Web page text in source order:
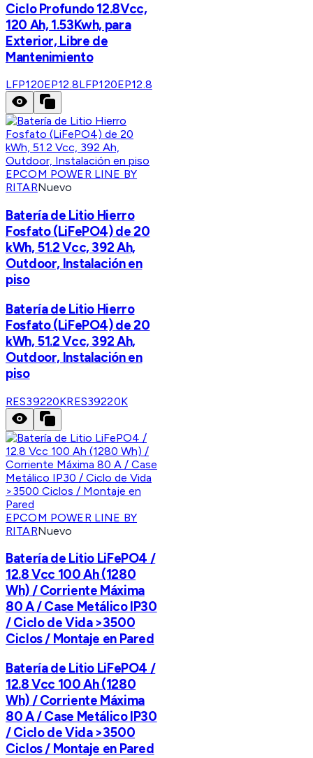
Ciclo Profundo 12.8Vcc,
120 Ah, 1.53Kwh, para
Exterior, Libre de
Mantenimiento
LFP120EP12.8LFP120EP12.8
EPCOM POWER LINE BY
RITARNuevo
Batería de Litio Hierro
Fosfato (LiFePO4) de 20
kWh, 51.2 Vcc, 392 Ah,
Outdoor, Instalación en
piso
Batería de Litio Hierro
Fosfato (LiFePO4) de 20
kWh, 51.2 Vcc, 392 Ah,
Outdoor, Instalación en
piso
RES39220KRES39220K
EPCOM POWER LINE BY
RITARNuevo
Batería de Litio LiFePO4 /
12.8 Vcc 100 Ah (1280
Wh) / Corriente Máxima
80 A / Case Metálico IP30
/ Ciclo de Vida >3500
Ciclos / Montaje en Pared
Batería de Litio LiFePO4 /
12.8 Vcc 100 Ah (1280
Wh) / Corriente Máxima
80 A / Case Metálico IP30
/ Ciclo de Vida >3500
Ciclos / Montaje en Pared